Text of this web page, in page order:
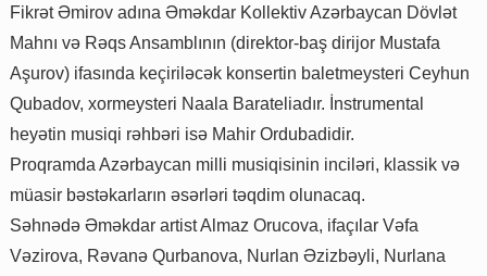
Fikrət Əmirov adına Əməkdar Kollektiv Azərbaycan Dövlət
Mahnı və Rəqs Ansamblının (direktor-baş dirijor Mustafa
Aşurov) ifasında keçiriləcək konsertin baletmeysteri Ceyhun
Qubadov, xormeysteri Naala Barateliadır. İnstrumental
heyətin musiqi rəhbəri isə Mahir Ordubadidir.
Proqramda Azərbaycan milli musiqisinin inciləri, klassik və
müasir bəstəkarların əsərləri təqdim olunacaq.
Səhnədə Əməkdar artist Almaz Orucova, ifaçılar Vəfa
Vəzirova, Rəvanə Qurbanova, Nurlan Əzizbəyli, Nurlana